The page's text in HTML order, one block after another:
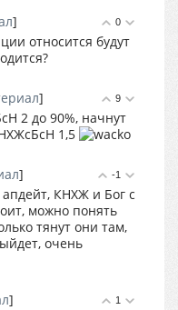
0
]
относится будут
9
]
2 до 90%, начнут
1,5
-1
]
апдейт, КНХЖ и Бог с
можно понять
тянут они там,
очень
1
]